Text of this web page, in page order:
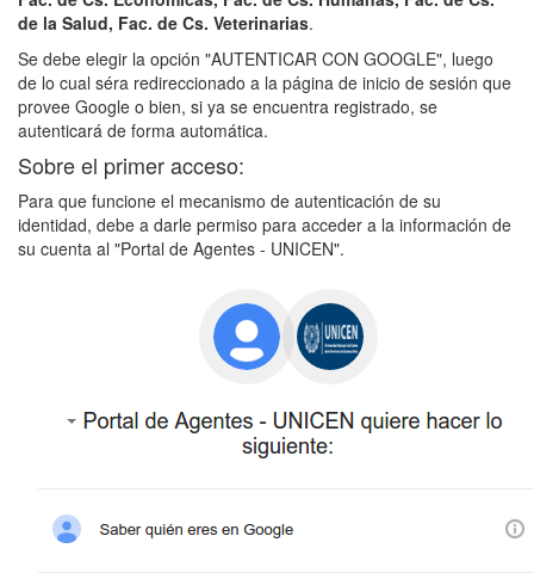
de la Salud, Fac. de Cs. Veterinarias.
Se debe elegir la opción "AUTENTICAR CON GOOGLE", luego
de lo cual séra redireccionado a la página de inicio de sesión que
provee Google o bien, si ya se encuentra registrado, se
autenticará de forma automática.
Sobre el primer acceso:
Para que funcione el mecanismo de autenticación de su
identidad, debe a darle permiso para acceder a la información de
su cuenta al "Portal de Agentes - UNICEN".